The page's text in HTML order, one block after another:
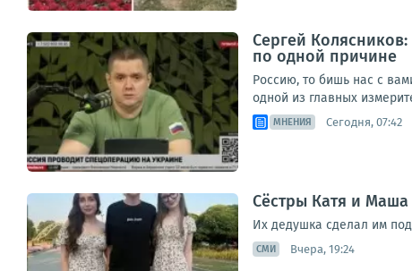
Сергей
по одной причине
Россию, то бишь нас с
одной из главных
МНЕНИЯ Сегодня, 07:42
Сёстры Катя и
Их дедушка сделал им
СМИ Вчера, 19:24